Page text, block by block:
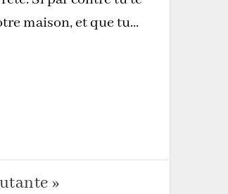
maison, et que tu...
»